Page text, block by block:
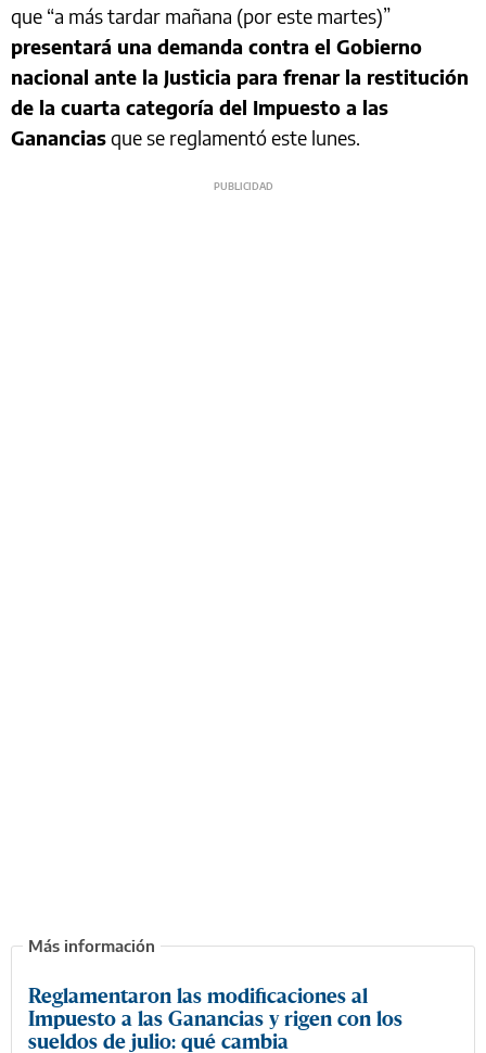
que “a más tardar mañana (por este martes)”
presentará una demanda contra el Gobierno
nacional ante la Justicia para frenar la restitución
de la cuarta categoría del Impuesto a las
Gananciasque se reglamentó este lunes.
Reglamentaron las modificaciones al
Impuesto a las Ganancias y rigen con los
sueldos de julio: qué cambia